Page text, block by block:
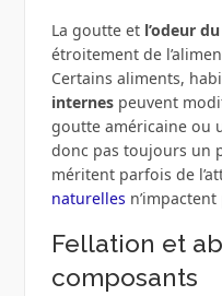
La goutte et l’odeur
étroitement de
Certains aliments,
internespeuvent
goutte américaine ou
donc pas toujours un
méritent parfois de
naturelles
Fellation et
composants